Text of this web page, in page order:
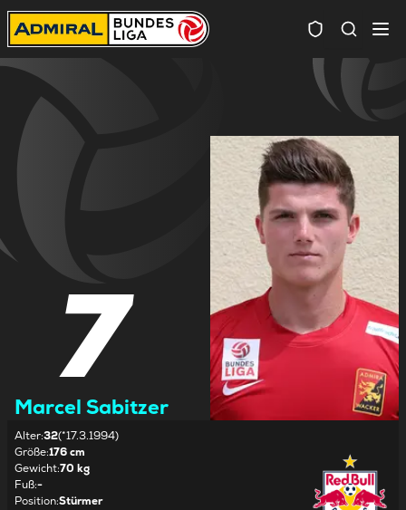
7
Marcel Sabitzer
Alter:32(*17.3.1994)
Größe:176 cm
Gewicht:70 kg
Fuß:-
Position:Stürmer